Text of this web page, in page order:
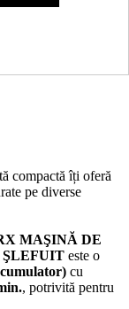
compactă îți oferă
pe diverse
MAŞINĂ DE
este o
cu
, potrivită pentru